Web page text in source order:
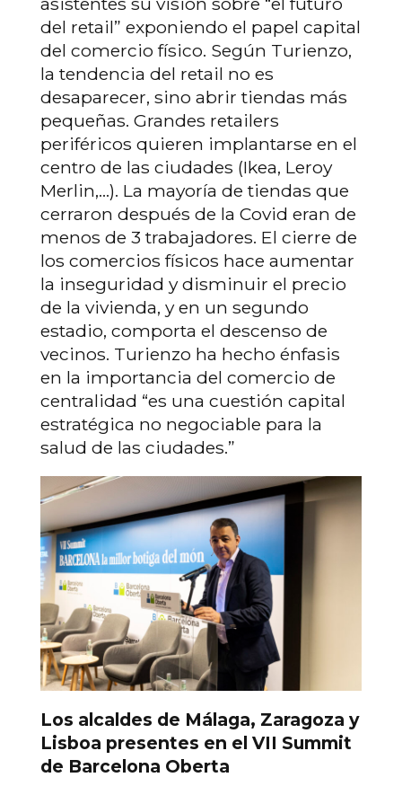
del retail” exponiendo el papel capital
del comercio físico. Según Turienzo,
la tendencia del retail no es
desaparecer, sino abrir tiendas más
pequeñas. Grandes retailers
periféricos quieren implantarse en el
centro de las ciudades (Ikea, Leroy
Merlin,…). La mayoría de tiendas que
cerraron después de la Covid eran de
menos de 3 trabajadores. El cierre de
los comercios físicos hace aumentar
la inseguridad y disminuir el precio
de la vivienda, y en un segundo
estadio, comporta el descenso de
vecinos. Turienzo ha hecho énfasis
en la importancia del comercio de
centralidad “es una cuestión capital
estratégica no negociable para la
salud de las ciudades.”
Los alcaldes de Málaga, Zaragoza y
Lisboa presentes en el VII Summit
de Barcelona Oberta